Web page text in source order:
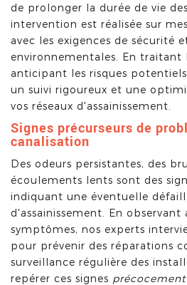
de prolonger la durée de vie
intervention est réalisée sur
avec les exigences de sécurité
environnementales. En traitant
anticipant les risques
un suivi rigoureux et une
vos réseaux d'assainissement.
Signes précurseurs de
canalisation
Des odeurs persistantes, des
écoulements lents sont des
indiquant une éventuelle
d'assainissement. En
symptômes, nos experts
pour prévenir des réparations
surveillance régulière des
repérer ces signes précocement